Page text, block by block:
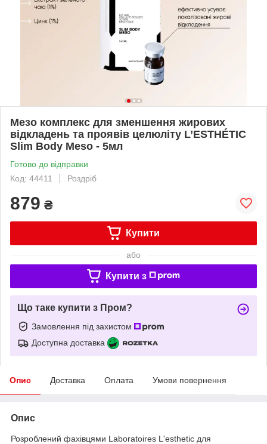
Мезо комплекс для зменшення жирових
відкладень та проявів целюліту L’ESTHÉTIC
Slim Body Meso - 5мл
Готово до відправки
Код: 44411
Роздріб
879 ₴
Купити
або
Купити з
Що таке купити з Пром?
Замовлення під захистом
Доступна доставка
Опис Доставка Оплата Умови повернення
Опис
Розроблений фахівцями Laboratoires L'esthetic для